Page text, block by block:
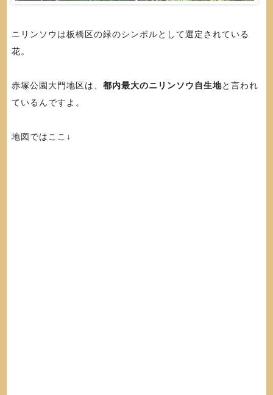
ニリンソウは板橋区の緑のシンボルとして選定されている
花。
赤塚公園大門地区は、 都内最大のニリンソウ自生地と言われ
ているんですよ。
地図ではここ↓